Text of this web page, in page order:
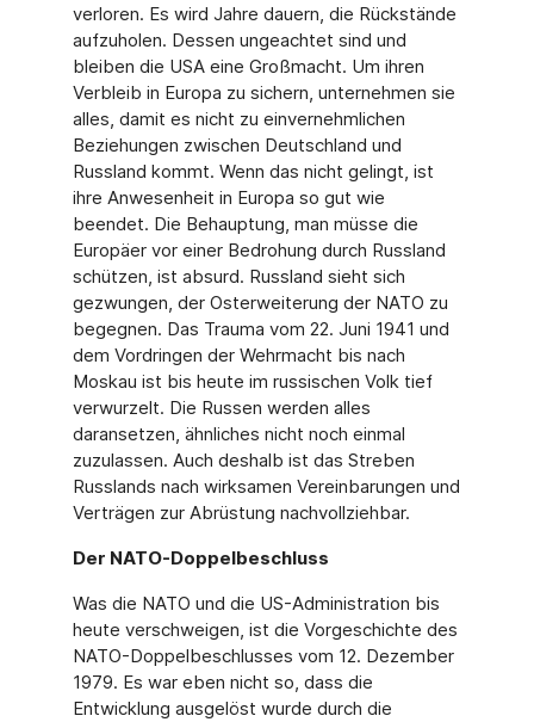
verloren. Es wird Jahre dauern, die Rückstände
aufzuholen. Dessen ungeachtet sind und
bleiben die USA eine Großmacht. Um ihren
Verbleib in Europa zu sichern, unternehmen sie
alles, damit es nicht zu einvernehmlichen
Beziehungen zwischen Deutschland und
Russland kommt. Wenn das nicht gelingt, ist
ihre Anwesenheit in Europa so gut wie
beendet. Die Behauptung, man müsse die
Europäer vor einer Bedrohung durch Russland
schützen, ist absurd. Russland sieht sich
gezwungen, der Osterweiterung der NATO zu
begegnen. Das Trauma vom 22. Juni 1941 und
dem Vordringen der Wehrmacht bis nach
Moskau ist bis heute im russischen Volk tief
verwurzelt. Die Russen werden alles
daransetzen, ähnliches nicht noch einmal
zuzulassen. Auch deshalb ist das Streben
Russlands nach wirksamen Vereinbarungen und
Verträgen zur Abrüstung nachvollziehbar.
Der NATO-Doppelbeschluss
Was die NATO und die US-Administration bis
heute verschweigen, ist die Vorgeschichte des
NATO-Doppelbeschlusses vom 12. Dezember
1979. Es war eben nicht so, dass die
Entwicklung ausgelöst wurde durch die